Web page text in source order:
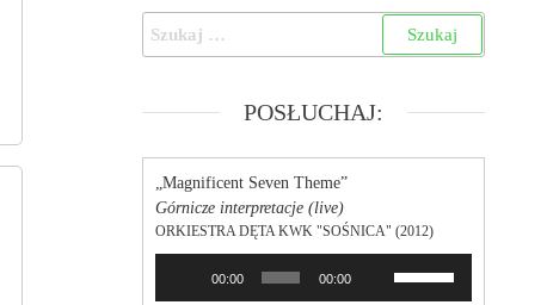
POSŁUCHAJ:
„Magnificent Seven Theme”
Górnicze interpretacje (live)
ORKIESTRA DĘTA KWK "SOŚNICA" (2012)
00:00 00:00